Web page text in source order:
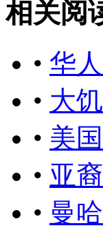
相关阅
• 华
• 大
• 美
• 亚
• 曼